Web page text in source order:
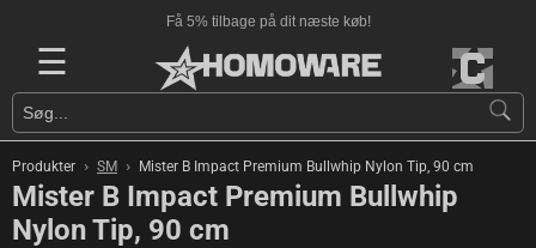
Få 5% tilbage på dit næste køb!
☰
Produkter › SM › Mister B Impact Premium Bullwhip Nylon Tip, 90 cm
Mister B Impact Premium Bullwhip
Nylon Tip, 90 cm